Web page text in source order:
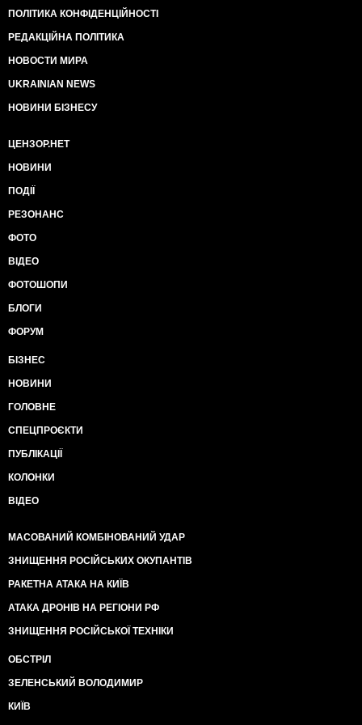
называется, в россию ПОПАЛИ". Люди, начали
говорить, мол, действительно, что ПОПАЛИ. Оратор
обреченно продолжил: "Ну все понимают, что
чего уже". После этого в толпе можно услышать
голоса ватников, которые говорят, что от россии у
10:32). Напомню, что третий год россия уничтожает
домов, отбирает пляжи, кладбища, парки. Как-то не
вяжется у меня это с поддержкой путина, но у них
https://twitter.com/CrimeaUA1/status/823477366949347328
3. Ялта. Ватница жалуется на медицину: "Скажите,
что за фигня произошла с приходом россии в сфере
плюсов. Но с медициной творится черти что.
РАНЬШЕ ТАКОГО НЕ БЫЛО. Безумные непонятные
коротко о том, какая у нас бесплатная медицина.
Мне потребовалось УЗИ. Врач говорит: на УЗИ
когда будет место. Говорят, что месяц можно ждать
денег не жаль и у меня они есть, но, блин, даже в
платных клиниках за деньги очередь на УЗИ, а это о
лишних пары тысяч, им что теперь месяцами сидеть
и надеяться, что за месяц они не сдохнут от
уже молчу про очереди на более серьезные
обследования типа МРТ и т.д. Вот вам и
или только Ялте повезло? Анонимно, а то моя
подруга разместила у вас пост не анонимно, так ее
потом запугивали, чтобы удалила". Ватница
получает такие ответы: "У меня знакомая в Ростове
УЗИ щитовидки ждала ПОЛГОДА. А МРТ люди год
ждут", "Автор пишет, с приходом в россию много
плюсов… Стесняюсь спросить… А где они????",
"Наверное, так не только в Ялте, не только в Крыму,
а по всей россии", "Огласите, пожалуйста, список
оптимизация? Как человек близкий к этой сфере,
рассажу про оптимизацию - люди работают только
из-за призвания и пенсии. И все мечтают об
ПОЛІТИКА КОНФІДЕНЦІЙНОСТІ
РЕДАКЦІЙНА ПОЛІТИКА
НОВОСТИ МИРА
UKRAINIAN NEWS
НОВИНИ БІЗНЕСУ
ЦЕНЗОР.НЕТ
НОВИНИ
ПОДІЇ
РЕЗОНАНС
ФОТО
ВІДЕО
ФОТОШОПИ
БЛОГИ
ФОРУМ
БІЗНЕС
НОВИНИ
ГОЛОВНЕ
СПЕЦПРОЄКТИ
ПУБЛІКАЦІЇ
КОЛОНКИ
ВІДЕО
МАСОВАНИЙ КОМБІНОВАНИЙ УДАР
ЗНИЩЕННЯ РОСІЙСЬКИХ ОКУПАНТІВ
РАКЕТНА АТАКА НА КИЇВ
АТАКА ДРОНІВ НА РЕГІОНИ РФ
ЗНИЩЕННЯ РОСІЙСЬКОЇ ТЕХНІКИ
ОБСТРІЛ
ЗЕЛЕНСЬКИЙ ВОЛОДИМИР
КИЇВ